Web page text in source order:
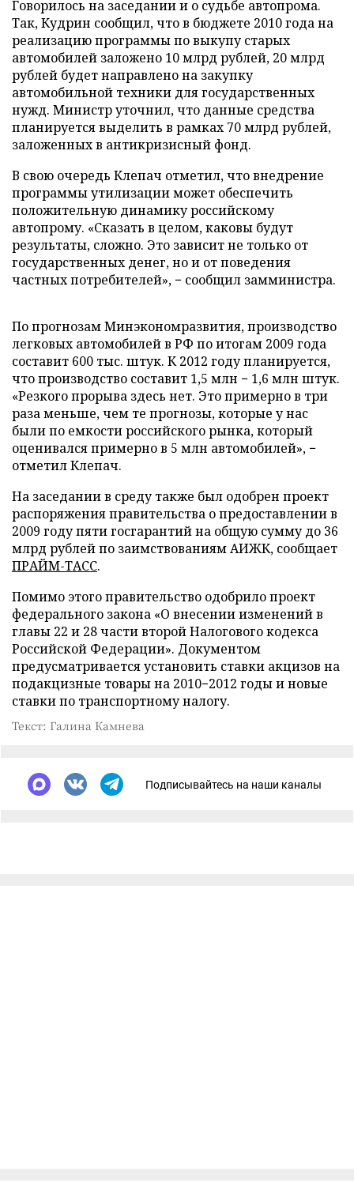
Говорилось на заседании и о судьбе автопрома.
Так, Кудрин сообщил, что в бюджете 2010 года на
реализацию программы по выкупу старых
автомобилей заложено 10 млрд рублей, 20 млрд
рублей будет направлено на закупку
автомобильной техники для государственных
нужд. Министр уточнил, что данные средства
планируется выделить в рамках 70 млрд рублей,
заложенных в антикризисный фонд.
В свою очередь Клепач отметил, что внедрение
программы утилизации может обеспечить
положительную динамику российскому
автопрому. «Сказать в целом, каковы будут
результаты, сложно. Это зависит не только от
государственных денег, но и от поведения
частных потребителей», − сообщил замминистра.
По прогнозам Минэкономразвития, производство
легковых автомобилей в РФ по итогам 2009 года
составит 600 тыс. штук. К 2012 году планируется,
что производство составит 1,5 млн − 1,6 млн штук.
«Резкого прорыва здесь нет. Это примерно в три
раза меньше, чем те прогнозы, которые у нас
были по емкости российского рынка, который
оценивался примерно в 5 млн автомобилей», −
отметил Клепач.
На заседании в среду также был одобрен проект
распоряжения правительства о предоставлении в
2009 году пяти госгарантий на общую сумму до 36
млрд рублей по заимствованиям АИЖК, сообщает
ПРАЙМ-ТАСС.
Помимо этого правительство одобрило проект
федерального закона «О внесении изменений в
главы 22 и 28 части второй Налогового кодекса
Российской Федерации». Документом
предусматривается установить ставки акцизов на
подакцизные товары на 2010−2012 годы и новые
ставки по транспортному налогу.
Текст: Галина Камнева
Подписывайтесь на наши каналы